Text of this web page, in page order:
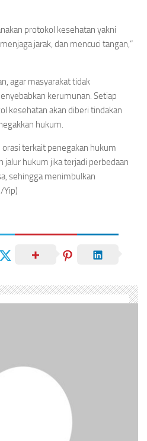
protokol kesehatan yakni
jarak, dan mencuci tangan,”
agar masyarakat tidak
kerumunan. Setiap
kesehatan akan diberi tindakan
hukum.
terkait penegakan hukum
jalur hukum jika terjadi perbedaan
sehingga menimbulkan
Yip)